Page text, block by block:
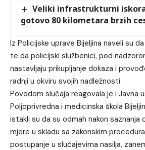
Veliki infrastrukturni
gotovo 80 kilometara brzih
Iz Policijske uprave Bijeljina naveli su
te da policijski službenici, pod
nastavljaju prikupljanje dokaza i
radnji u okviru svojih nadležnosti.
Povodom slučaja reagovala je i Javna
Poljoprivredna i medicinska škola
istakli su da su odmah nakon saznanja
mjere u skladu sa zakonskim
postupanje u slučajevima nasilja,